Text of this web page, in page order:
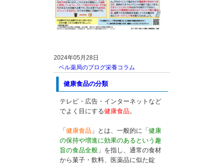
2024年05月28日
ベル薬局のブログ栄養コラム
健康食品の分類
テレビ・広告・インターネットなど
でよく目にする健康食品 。
「健康食品 」とは、一般的に「健康
の保持や増進に効果のあるという趣
旨の食品全般」を指し、通常の食材
から菓子・飲料、医薬品に似た錠